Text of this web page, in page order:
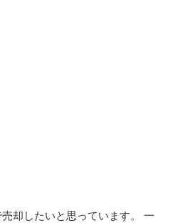
却したいと思っています。 一